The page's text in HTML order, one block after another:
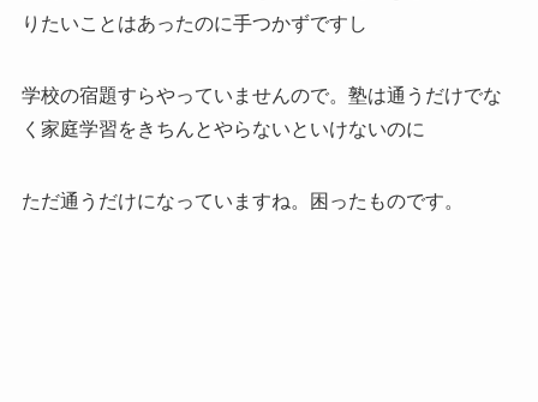
りたいことはあったのに手つかずですし
学校の宿題すらやっていませんので。塾は通うだけでな
く家庭学習をきちんとやらないといけないのに
ただ通うだけになっていますね。困ったものです。